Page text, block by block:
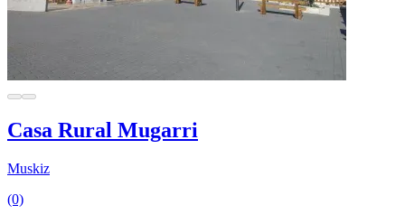
Casa Rural Mugarri
Muskiz
(0)